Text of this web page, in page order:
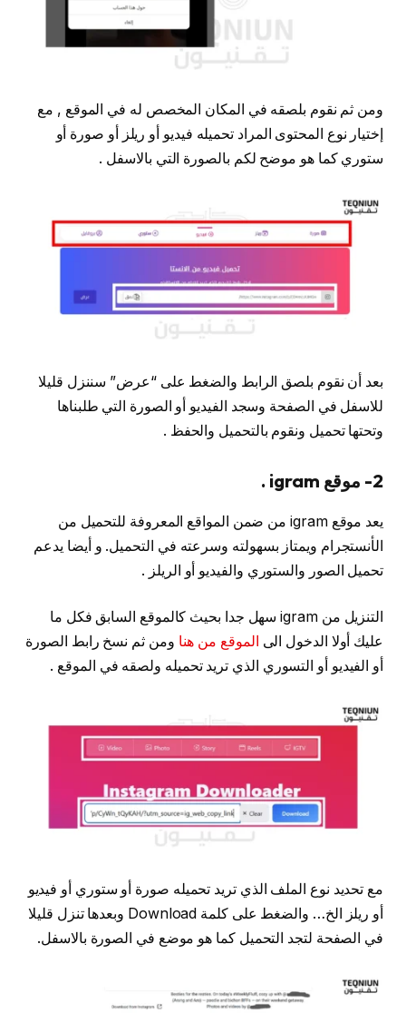
ومن ثم نقوم بلصقه في المكان المخصص له في الموقع , مع
إختيار نوع المحتوى المراد تحميله فيديو أو ريلز أو صورة أو
ستوري كما هو موضح لكم بالصورة التي بالاسفل .
بعد أن نقوم بلصق الرابط والضغط على “عرض” سننزل قليلا
للاسفل في الصفحة وسجد الفيديو أو الصورة التي طلبناها
وتحتها تحميل ونقوم بالتحميل والحفظ .
2- موقع igram .
يعد موقع igram من ضمن المواقع المعروفة للتحميل من
الأنستجرام ويمتاز بسهولته وسرعته في التحميل. و أيضا يدعم
تحميل الصور والستوري والفيديو أو الريلز .
التنزيل من igram سهل جدا بحيث كالموقع السابق فكل ما
عليك أولا الدخول الى الموقع من هنا ومن ثم نسخ رابط الصورة
أو الفيديو أو التسوري الذي تريد تحميله ولصقه في الموقع .
مع تحديد نوع الملف الذي تريد تحميله صورة أو ستوري أو فيديو
أو ريلز الخ… والضغط على كلمة Download وبعدها تنزل قليلا
في الصفحة لتجد التحميل كما هو موضع في الصورة بالاسفل.